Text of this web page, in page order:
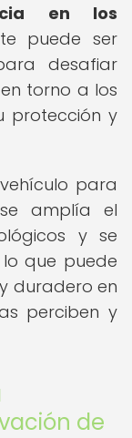
en los
puede ser
desafiar
torno a los
protección y
para
amplía el
y se
que puede
duradero en
perciben y
de